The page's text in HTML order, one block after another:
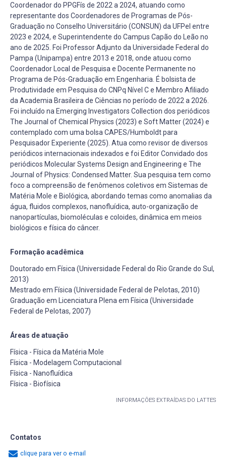
Coordenador do PPGFís de 2022 a 2024, atuando como
representante dos Coordenadores de Programas de Pós-
Graduação no Conselho Universitário (CONSUN) da UFPel entre
2023 e 2024, e Superintendente do Campus Capão do Leão no
ano de 2025. Foi Professor Adjunto da Universidade Federal do
Pampa (Unipampa) entre 2013 e 2018, onde atuou como
Coordenador Local de Pesquisa e Docente Permanente no
Programa de Pós-Graduação em Engenharia. É bolsista de
Produtividade em Pesquisa do CNPq Nível C e Membro Afiliado
da Academia Brasileira de Ciências no período de 2022 a 2026.
Foi incluído na Emerging Investigators Collection dos periódicos
The Journal of Chemical Physics (2023) e Soft Matter (2024) e
contemplado com uma bolsa CAPES/Humboldt para
Pesquisador Experiente (2025). Atua como revisor de diversos
periódicos internacionais indexados e foi Editor Convidado dos
periódicos Molecular Systems Design and Engineering e The
Journal of Physics: Condensed Matter. Sua pesquisa tem como
foco a compreensão de fenômenos coletivos em Sistemas de
Matéria Mole e Biológica, abordando temas como anomalias da
água, fluidos complexos, nanofluídica, auto-organização de
nanopartículas, biomoléculas e coloides, dinâmica em meios
biológicos e física do câncer.
Formação acadêmica
Doutorado em Física (Universidade Federal do Rio Grande do Sul,
2013)
Mestrado em Física (Universidade Federal de Pelotas, 2010)
Graduação em Licenciatura Plena em Física (Universidade
Federal de Pelotas, 2007)
Áreas de atuação
Física - Física da Matéria Mole
Física - Modelagem Computacional
Física - Nanofluídica
Física - Biofísica
INFORMAÇÕES EXTRAÍDAS DO LATTES
Contatos
clique para ver o e-mail